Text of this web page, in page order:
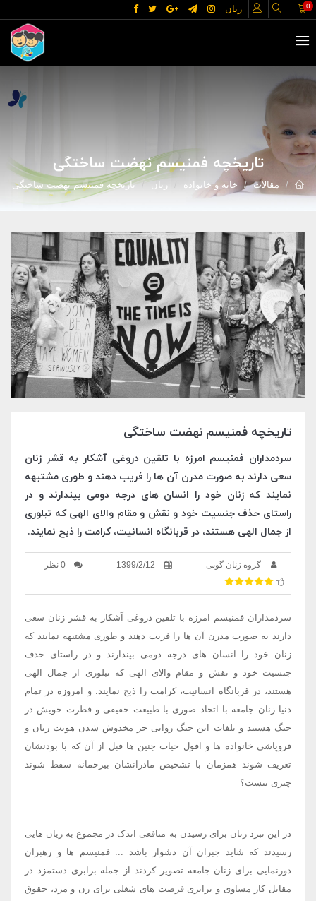
زبان 0
تاریخچه فمنیسم نهضت ساختگی
مقالات خانه و خانواده زنان تاریخچه فمنیسم نهضت ساختگی
تاریخچه فمنیسم نهضت ساختگی
سردمداران فمنیسم امرزه با تلقین دروغی آشکار به قشر زنان
سعی دارند به صورت مدرن آن ها را فریب دهند و طوری مشتبهه
نمایند که زنان خود را انسان های درجه دومی بپندارند و در
راستای حذف جنسیت خود و نقش و مقام والای الهی که تبلوری
از جمال الهی هستند، در قربانگاه انسانیت، کرامت را ذبح نمایند.
گروه زنان گوپی 1399/2/12 0 نظر
سردمداران فمنیسم امرزه با تلقین دروغی آشکار به قشر زنان سعی
دارند به صورت مدرن آن ها را فریب دهند و طوری مشتبهه نمایند که
زنان خود را انسان های درجه دومی بپندارند و در راستای حذف
جنسیت خود و نقش و مقام والای الهی که تبلوری از جمال الهی
هستند، در قربانگاه انسانیت، کرامت را ذبح نمایند. و امروزه در تمام
دنیا زنان جامعه با اتحاد صوری با طبیعت حقیقی و فطرت خویش در
جنگ هستند و تلفات این جنگ روانی جز مخدوش شدن هویت زنان و
فروپاشی خانواده ها و افول حیات جنین ها قبل از آن که با بودنشان
تعریف شوند همزمان با تشخیص مادرانشان بیرحمانه سقط شوند
چیزی نیست؟
در این نبرد زنان برای رسیدن به منافعی اندک در مجموع به زیان هایی
رسیدند که شاید جبران آن دشوار باشد ... فمنیسم ها و رهبران
دورنمایی برای زنان جامعه تصویر کردند از جمله برابری دستمزد در
مقابل کار مساوی و برابری فرصت های شغلی برای زن و مرد، حقوق